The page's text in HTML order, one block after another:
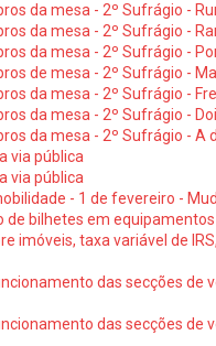
da mesa - 2º Sufrágio -
da mesa - 2º Sufrágio -
da mesa - 2º Sufrágio -
de mesa - 2º Sufrágio -
da mesa - 2º Sufrágio -
da mesa - 2º Sufrágio -
da mesa - 2º Sufrágio - A
via pública
via pública
- 1 de fevereiro -
de bilhetes em
imóveis, taxa variável de
das secções de
das secções de